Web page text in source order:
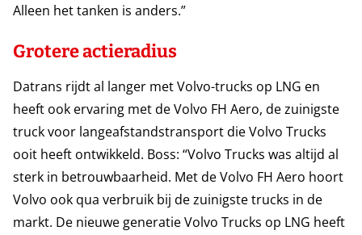
Alleen het tanken is anders.”
Grotere actieradius
Datrans rijdt al langer met Volvo-trucks op LNG en
heeft ook ervaring met de Volvo FH Aero, de zuinigste
truck voor langeafstandstransport die Volvo Trucks
ooit heeft ontwikkeld. Boss: “Volvo Trucks was altijd al
sterk in betrouwbaarheid. Met de Volvo FH Aero hoort
Volvo ook qua verbruik bij de zuinigste trucks in de
markt. De nieuwe generatie Volvo Trucks op LNG heeft